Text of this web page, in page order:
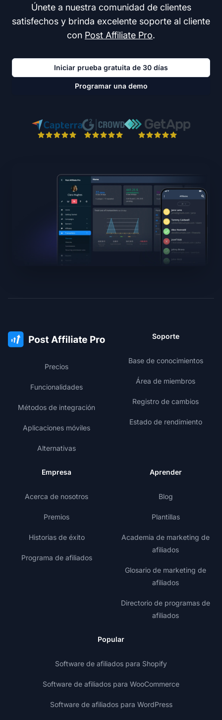
Únete a nuestra comunidad de clientes
satisfechos y brinda excelente soporte al cliente
con Post Affiliate Pro.
Iniciar prueba gratuita de 30 días
Programar una demo
Precios
Funcionalidades
Métodos de integración
Aplicaciones móviles
Alternativas
Soporte
Base de conocimientos
Área de miembros
Registro de cambios
Estado de rendimiento
Empresa
Acerca de nosotros
Premios
Historias de éxito
Programa de afiliados
Aprender
Blog
Plantillas
Academia de marketing de
afiliados
Glosario de marketing de
afiliados
Directorio de programas de
afiliados
Popular
Software de afiliados para Shopify
Software de afiliados para WooCommerce
Software de afiliados para WordPress